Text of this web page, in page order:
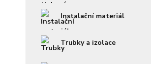
Instalační materiál
Trubky a izolace